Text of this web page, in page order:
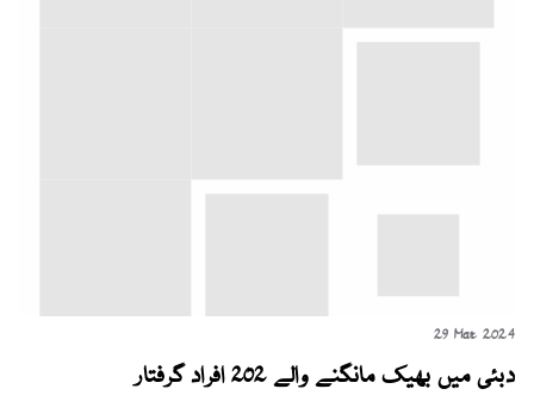
29 Mar 2024
دبئی میں بھیک مانگنے والے 202 افراد گرفتار